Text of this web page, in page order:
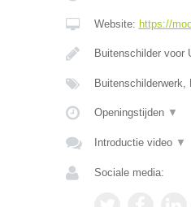
Website: https://
Buitenschilder voor
Buitenschilderwerk,
Openingstijden ▼
Introductie video ▼
Sociale media: